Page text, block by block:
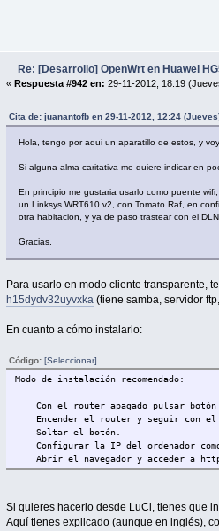
Re: [Desarrollo] OpenWrt en Huawei
« Respuesta #942 en: 29-11-2012, 18:19
Cita de: juanantofb en 29-11-2012, 12:24
Hola, tengo por aqui un aparatillo de estos, y
Si alguna alma caritativa me quiere indicar en
En principio me gustaria usarlo como puente
un Linksys WRT610 v2, con Tomato Raf, en
otra habitacion, y ya de paso trastear con el
Gracias.
Para usarlo en modo cliente transparente,
h15dydv32uyvxka (tiene samba, servidor
En cuanto a cómo instalarlo:
Código:[Seleccionar]
Modo de instalación recomendado:
Con el router apagado pulsar botón
Encender el router y seguir con el
Soltar el botón.
Configurar la IP del ordenador como
Abrir el navegador y acceder a
Si quieres hacerlo desde LuCi, tienes que
Aquí tienes explicado (aunque en inglés),